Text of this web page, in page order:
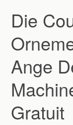
Die
Ange
Gratuit